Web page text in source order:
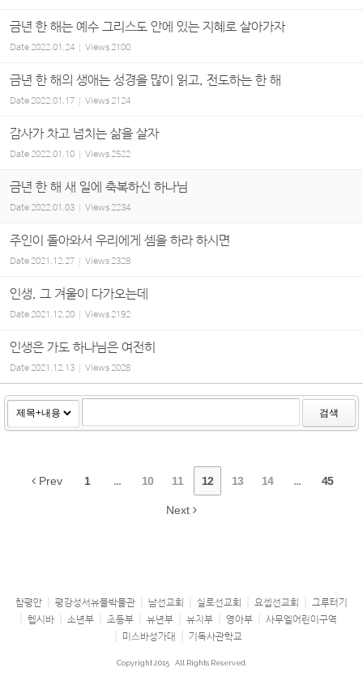
금년 한 해는 예수 그리스도 안에 있는 지혜로 살아가자
Date2022.01.24 Views2100
금년 한 해의 생애는 성경을 많이 읽고, 전도하는 한 해
Date2022.01.17 Views2124
감사가 차고 넘치는 삶을 살자
Date2022.01.10 Views2522
금년 한 해 새 일에 축복하신 하나님
Date 2022.01.03 Views 2234
주인이 돌아와서 우리에게 셈을 하라 하시면
Date2021.12.27 Views2328
인생, 그 겨울이 다가오는데
Date2021.12.20 Views2192
인생은 가도 하나님은 여전히
Date2021.12.13 Views2028
검색
Prev 1 ... 10 11 12 13 14 ... 45
Next
참평안 평강성서유물박물관 남선교회 실로선교회 요셉선교회
그루터기
헵시바
소년부 초등부 유년부 유치부 영아부
사무엘어린이구역
미스바성가대
기독사관학교
Copyright 2015 All Rights Reserved.